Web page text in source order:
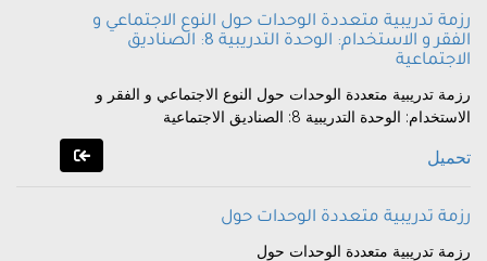
رزمة تدريبية متعددة الوحدات حول النوع الاجتماعي و
الفقر و الاستخدام: الوحدة التدريبية 8: الصناديق
الاجتماعية
رزمة تدريبية متعددة الوحدات حول النوع الاجتماعي و الفقر و
الاستخدام: الوحدة التدريبية 8: الصناديق الاجتماعية
تحميل
رزمة تدريبية متعددة الوحدات حول
رزمة تدريبية متعددة الوحدات حول